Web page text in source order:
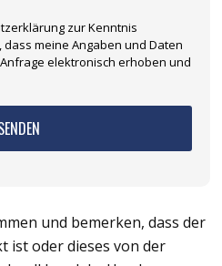
zur Kenntnis
dass meine Angaben und Daten
elektronisch erhoben und
und bemerken, dass der
ist oder dieses von der